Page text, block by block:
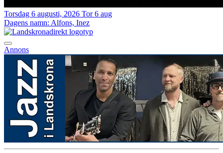
Torsdag 6 augusti, 2026 Tor 6 aug
Dagens namn: Alfons, Inez
Annons